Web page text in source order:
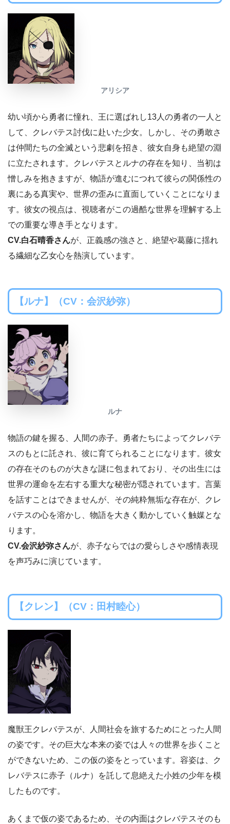
アリシア
幼い頃から勇者に憧れ、王に選ばれし13人の勇者の一人と
して、クレバテス討伐に赴いた少女。しかし、その勇敢さ
は仲間たちの全滅という悲劇を招き、彼女自身も絶望の淵
に立たされます。クレバテスとルナの存在を知り、当初は
憎しみを抱きますが、物語が進むにつれて彼らの関係性の
裏にある真実や、世界の歪みに直面していくことになりま
す。彼女の視点は、視聴者がこの過酷な世界を理解する上
での重要な導き手となります。
CV.白石晴香さんが、正義感の強さと、絶望や葛藤に揺れ
る繊細な乙女心を熱演しています。
【ルナ】（CV：会沢紗弥）
ルナ
物語の鍵を握る、人間の赤子。勇者たちによってクレバテ
スのもとに託され、彼に育てられることになります。彼女
の存在そのものが大きな謎に包まれており、その出生には
世界の運命を左右する重大な秘密が隠されています。言葉
を話すことはできませんが、その純粋無垢な存在が、クレ
バテスの心を溶かし、物語を大きく動かしていく触媒とな
ります。
CV.会沢紗弥さんが、赤子ならではの愛らしさや感情表現
を声巧みに演じています。
【クレン】（CV：田村睦心）
魔獣王クレバテスが、人間社会を旅するためにとった人間
の姿です。その巨大な本来の姿では人々の世界を歩くこと
ができないため、この仮の姿をとっています。容姿は、ク
レバテスに赤子（ルナ）を託して息絶えた小姓の少年を模
したものです。
あくまで仮の姿であるため、その内面はクレバテスそのも